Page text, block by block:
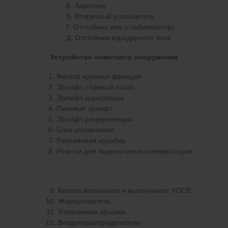
Б. Аэротенк
В. Вторичный успокоитель
Г. Отстойник ила (стабилизатор)
Д. Отстойник коридорного типа
Устройство очистного сооружения
Фильтр крупных фракций
Эрлифт, главный насос
Эрлифт циркуляции
Пиковый эрлифт
Эрлифт рециркуляции
Блок управления
Распаячная коробка
Розетки для подключения компрессоров
Кнопка включения и выключения УОСВ
Жироуловитель
Утепленная крышка
Воздухораспределители